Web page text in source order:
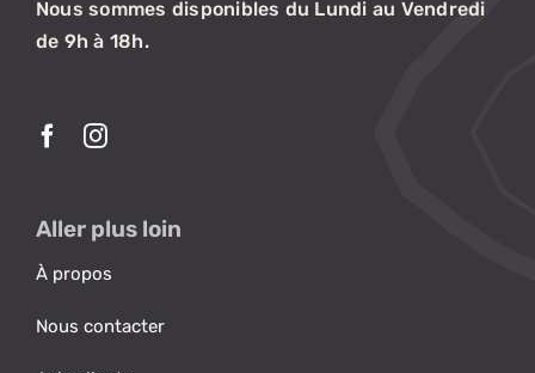
Nous sommes disponibles du Lundi au Vendredi
de 9h à 18h.
Aller plus loin
À propos
Nous contacter